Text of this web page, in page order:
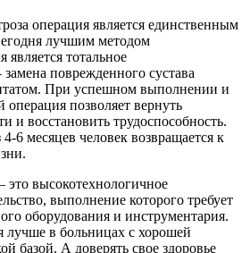
операция является единственным
лучшим методом
является тотальное
поврежденного сустава
При успешном выполнении и
позволяет вернуть
и восстановить трудоспособность.
6 месяцев человек возвращается к
высокотехнологичное
выполнение которого требует
оборудования и инструментария.
лучше в больницах с хорошей
базой. А доверять свое здоровье